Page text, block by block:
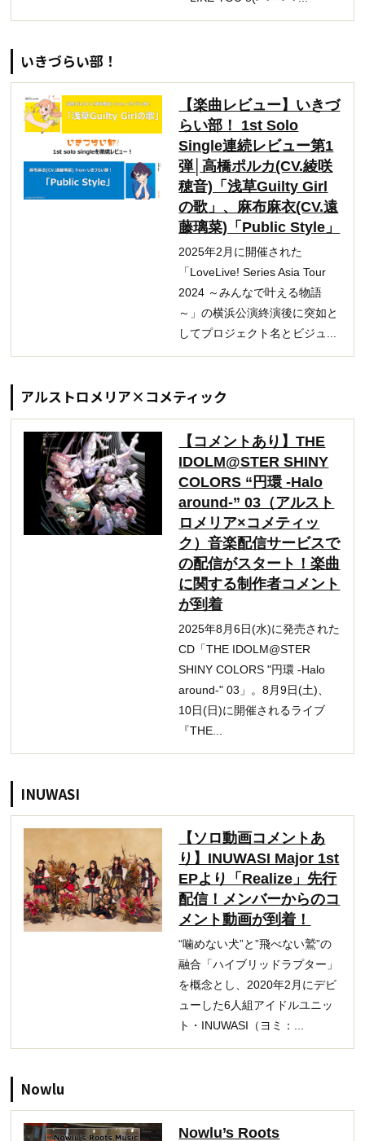
いきづらい部！
【楽曲レビュー】いきづ
らい部！ 1st Solo
Single連続レビュー第1
弾│高橋ポルカ(CV.綾咲
穂音)「浅草Guilty Girl
の歌」、麻布麻衣(CV.遠
藤璃菜)「Public Style」
2025年2月に開催された
「LoveLive! Series Asia Tour
2024 ～みんなで叶える物語
～」の横浜公演終演後に突如と
してプロジェクト名とビジュ...
アルストロメリア×コメティック
【コメントあり】THE
IDOLM@STER SHINY
COLORS “円環 -Halo
around-” 03（アルスト
ロメリア×コメティッ
ク）音楽配信サービスで
の配信がスタート！楽曲
に関する制作者コメント
が到着
2025年8月6日(水)に発売された
CD「THE IDOLM@STER
SHINY COLORS "円環 -Halo
around-" 03」。8月9日(土)、
10日(日)に開催されるライブ
『THE...
INUWASI
【ソロ動画コメントあ
り】INUWASI Major 1st
EPより「Realize」先行
配信！メンバーからのコ
メント動画が到着！
“噛めない犬”と”飛べない鷲”の
融合「ハイブリッドラプター」
を概念とし、2020年2月にデビ
ューした6人組アイドルユニッ
ト・INUWASI（ヨミ：...
Nowlu
Nowlu’s Roots